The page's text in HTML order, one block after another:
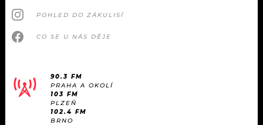
#NEBUDUDOMA
KVÍZY
RÁDIO
APLIKACE
PLAYLIST
JAK NALADIT
SOUTĚŽE
POHLED DO ZÁKULISÍ
CO SE U NÁS DĚJE
90.3 FM
PRAHA A OKOLÍ
103 FM
PLZEŇ
102.4 FM
BRNO